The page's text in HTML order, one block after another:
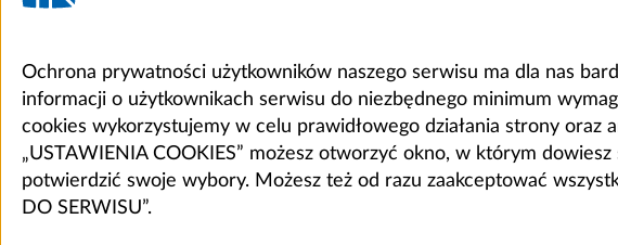
Ochrona prywatności użytkowników naszego serwisu ma dla nas
informacji o użytkownikach serwisu do niezbędnego minimum
cookies wykorzystujemy w celu prawidłowego działania strony oraz
„USTAWIENIA COOKIES” możesz otworzyć okno, w którym
potwierdzić swoje wybory. Możesz też od razu zaakceptować
DO SERWISU”.